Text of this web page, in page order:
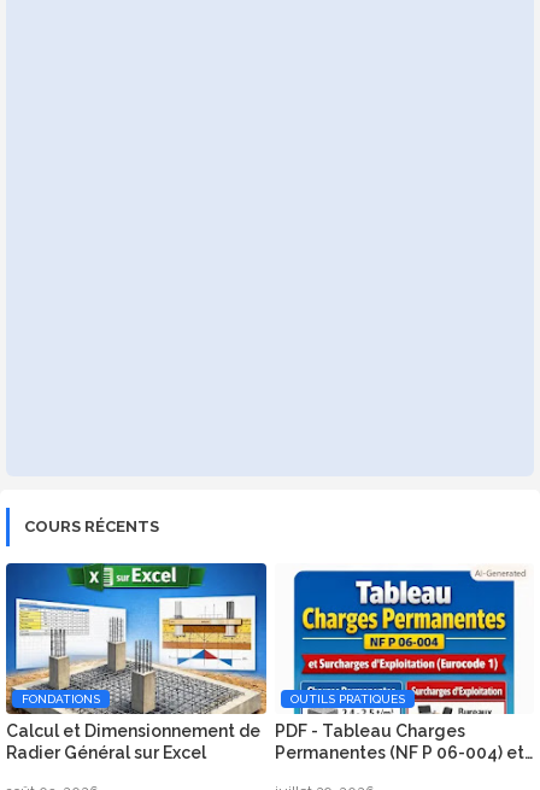
COURS RÉCENTS
FONDATIONS
Calcul et Dimensionnement de
Radier Général sur Excel
OUTILS PRATIQUES
PDF - Tableau Charges
Permanentes (NF P 06-004) et